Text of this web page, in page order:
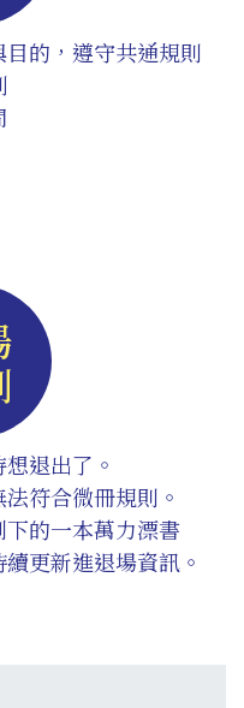
的，遵守共通規則
退出了。
符合微冊規則。
的一本萬力漂書
更新進退場資訊。